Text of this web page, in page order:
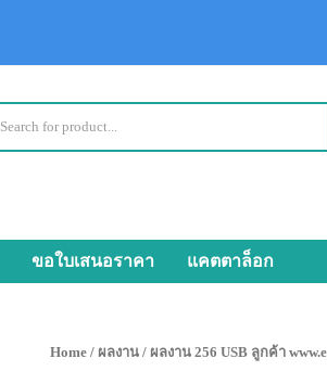
ขอใบเสนอราคา แคตตาล็อก
Home / ผลงาน / ผลงาน 256 USB ลูกค้า